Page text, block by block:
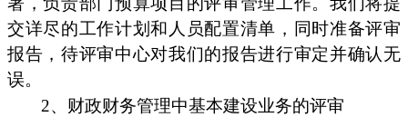
交详尽的工作计划和人员配置清单，同时准备评审
报告，待评审中心对我们的报告进行审定并确认无
误。
2、财政财务管理中基本建设业务的评审